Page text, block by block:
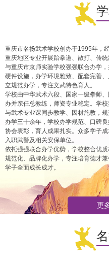
重庆市名扬武术学校创办于1995年，
重庆地区专业开展跆拳道、散打、传
与重庆市京师实验学校强强联合办学
硬件设施，办学环境雅致、配套完善
立规范办学，专注文武特色育人。
学校由中华武术六段、国家一级拳师
办并亲任总教练，师资专业稳定。学
与武术专业课同步教学、因材施教，规
办学三十余年，学校办学规范、口碑
协会表彰，育人成果扎实。众多学子
入职武警及相关安保单位。
依托强强联合办学优势，学校整合优
规范化、品牌化办学，专注培育德才
学子全面成长成才。
更